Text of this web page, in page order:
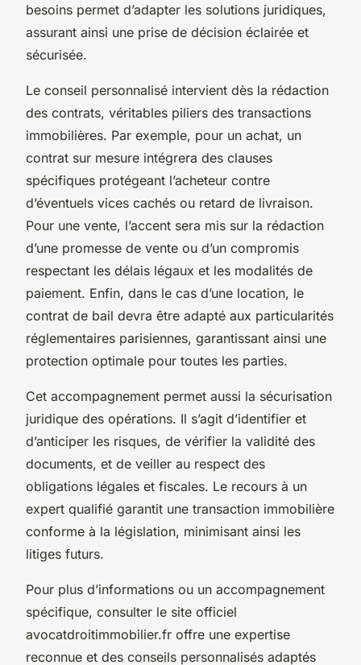
besoins permet d’adapter les solutions juridiques,
assurant ainsi une prise de décision éclairée et
sécurisée.
Le conseil personnalisé intervient dès la rédaction
des contrats, véritables piliers des transactions
immobilières. Par exemple, pour un achat, un
contrat sur mesure intégrera des clauses
spécifiques protégeant l’acheteur contre
d’éventuels vices cachés ou retard de livraison.
Pour une vente, l’accent sera mis sur la rédaction
d’une promesse de vente ou d’un compromis
respectant les délais légaux et les modalités de
paiement. Enfin, dans le cas d’une location, le
contrat de bail devra être adapté aux particularités
réglementaires parisiennes, garantissant ainsi une
protection optimale pour toutes les parties.
Cet accompagnement permet aussi la sécurisation
juridique des opérations. Il s’agit d’identifier et
d’anticiper les risques, de vérifier la validité des
documents, et de veiller au respect des
obligations légales et fiscales. Le recours à un
expert qualifié garantit une transaction immobilière
conforme à la législation, minimisant ainsi les
litiges futurs.
Pour plus d’informations ou un accompagnement
spécifique, consulter le site officiel
avocatdroitimmobilier.fr offre une expertise
reconnue et des conseils personnalisés adaptés